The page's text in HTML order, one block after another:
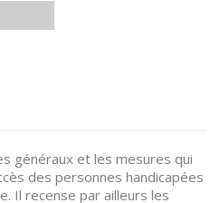
généraux et les mesures qui
des personnes handicapées
Il recense par ailleurs les